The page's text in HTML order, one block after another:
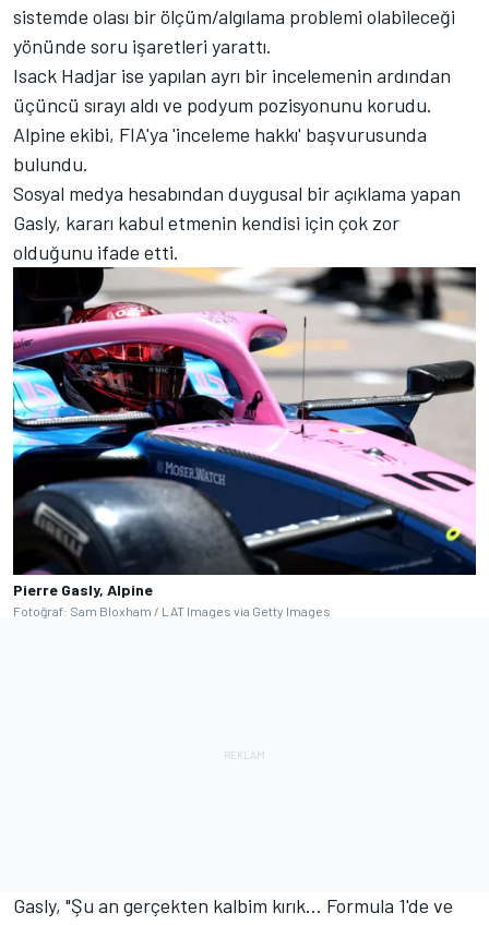
sistemde olası bir ölçüm/algılama problemi olabileceği
yönünde soru işaretleri yarattı.
Isack Hadjar ise yapılan ayrı bir incelemenin ardından
üçüncü sırayı aldı ve podyum pozisyonunu korudu.
Alpine ekibi, FIA'ya 'inceleme hakkı' başvurusunda
bulundu.
Sosyal medya hesabından duygusal bir açıklama yapan
Gasly, kararı kabul etmenin kendisi için çok zor
olduğunu ifade etti.
Pierre Gasly, Alpine
Fotoğraf: Sam Bloxham / LAT Images via Getty Images
Gasly, "Şu an gerçekten kalbim kırık… Formula 1'de ve